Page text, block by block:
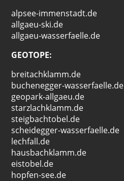
alpsee-immenstadt.de
allgaeu-ski.de
allgaeu-wasserfaelle.de
GEOTOPE:
breitachklamm.de
buchenegger-wasserfaelle.de
geopark-allgaeu.de
starzlachklamm.de
steigbachtobel.de
scheidegger-wasserfaelle.de
lechfall.de
hausbachklamm.de
eistobel.de
hopfen-see.de